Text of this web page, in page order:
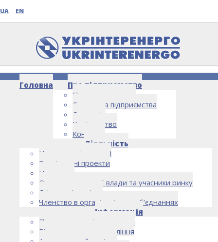
UA EN
Головна
Про підприємство
Про підприємство
Структура підприємства
Стратегія
Керівництво
Контакти
Діяльність
Напрямки діяльності
Реалізовані проекти
Партнери
Органи державної влади та учасники ринку
Спільна діяльність
Членство в організаціях та об’єднаннях
Інформація
Правоустановчі документи
Рішення органу управління
НОВИНИ